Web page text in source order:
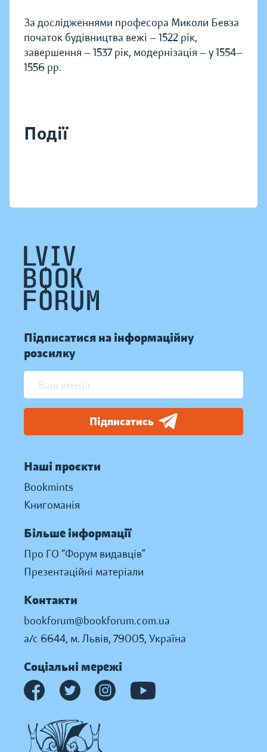
За дослідженнями професора Миколи Бевза
початок будівництва вежі — 1522 рік,
завершення — 1537 рік, модернізація — у 1554—
1556 рр.
Події
Підписатися на інформаційну
розсилку
Підписатись
Наші проєкти
Bookmints
Книгоманія
Більше інформації
Про ГО “Форум видавців”
Презентаційні матеріали
Контакти
bookforum@bookforum.com.ua
а/с 6644, м. Львів, 79005, Україна
Соціальні мережі